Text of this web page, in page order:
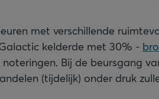
met verschillende
kelderde met 30% -
Bij de beursgang
(tijdelijk) onder druk